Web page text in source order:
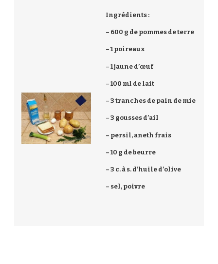
Ingrédients :
– 600 g de pommes de terre
– 1 poireaux
– 1 jaune d’œuf
– 100 ml de lait
– 3 tranches de pain de mie
– 3 gousses d’ail
– persil, aneth frais
– 10 g de beurre
– 3 c. à s. d’huile d’olive
– sel, poivre